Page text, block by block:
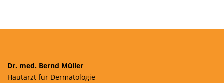
Dr. med. Bernd Müller
Hautarzt für Dermatologie